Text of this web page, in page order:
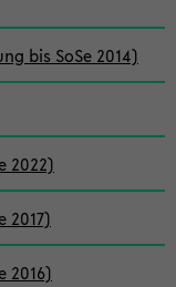
bis SoSe 2014)
2022)
2017)
2016)